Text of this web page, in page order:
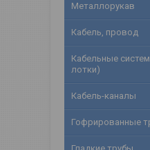
Металлорукав
Кабель, провод
Кабельные
лотки)
Кабель-каналы
Гофрированные